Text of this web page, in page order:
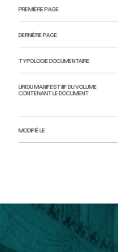
PREMIÈRE PAGE
DERNIÈRE PAGE
TYPOLOGIE DOCUMENTAIRE
URI DU MANIFEST IIIF DU VOLUME
CONTENANT LE DOCUMENT
MODIFIÉ LE